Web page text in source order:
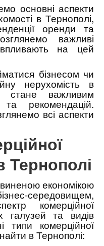
основні аспекти
в Тернополі,
оренди та
важливі
на цей
бізнесом чи
нерухомість в
стане важливим
рекомендацій.
всі аспекти
Тернополі
економікою
середовищем,
комерційної
галузей та видів
типи комерційної
в Тернополі: